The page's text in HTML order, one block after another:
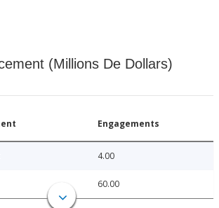
(Millions De Dollars)
Engagements
4.00
60.00